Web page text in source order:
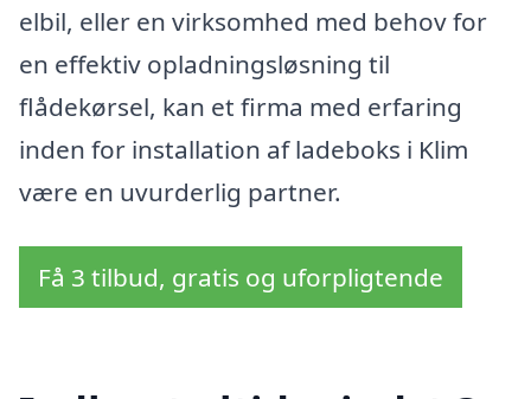
elbil, eller en virksomhed med behov for
en effektiv opladningsløsning til
flådekørsel, kan et firma med erfaring
inden for installation af ladeboks i Klim
være en uvurderlig partner.
Få 3 tilbud, gratis og uforpligtende